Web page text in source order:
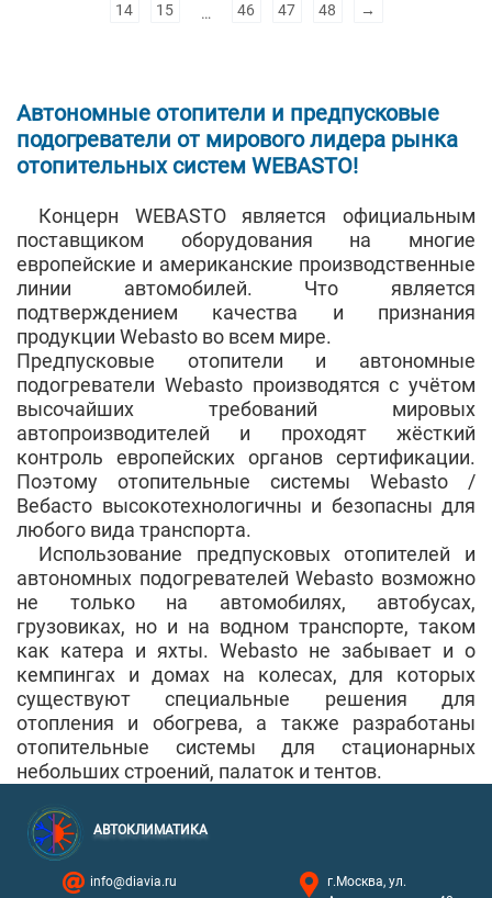
14
15 … 46 47 48 →
Автономные отопители и предпусковые
подогреватели от мирового лидера рынка
отопительных систем WEBASTO!
Концерн WEBASTO является официальным
поставщиком оборудования на многие
европейские и американские производственные
линии автомобилей. Что является
подтверждением качества и признания
продукции Webasto во всем мире.
Предпусковые отопители и автономные
подогреватели Webasto производятся с учётом
высочайших требований мировых
автопроизводителей и проходят жёсткий
контроль европейских органов сертификации.
Поэтому отопительные системы Webasto /
Вебасто высокотехнологичны и безопасны для
любого вида транспорта.
Использование предпусковых отопителей и
автономных подогревателей Webasto возможно
не только на автомобилях, автобусах,
грузовиках, но и на водном транспорте, таком
как катера и яхты. Webasto не забывает и о
кемпингах и домах на колесах, для которых
существуют специальные решения для
отопления и обогрева, а также разработаны
отопительные системы для стационарных
небольших строений, палаток и тентов.
АВТОКЛИМАТИКА
info@diavia.ru
г.Москва, ул.